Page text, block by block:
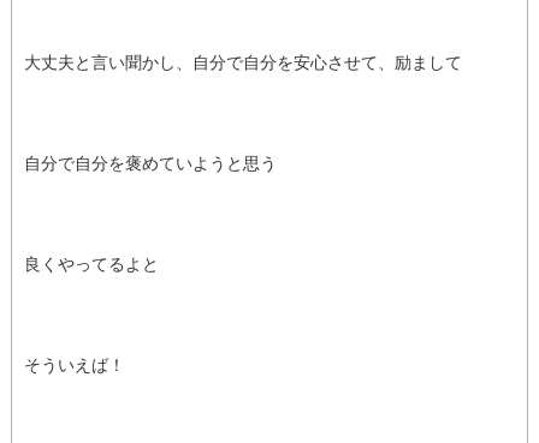
大丈夫と言い聞かし、自分で自分を安心させて、励まして
自分で自分を褒めていようと思う
良くやってるよと
そういえば！